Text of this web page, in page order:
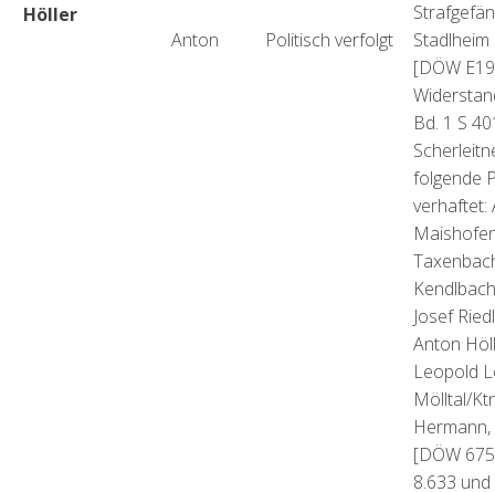
Höller
Anton
Politisch verfolgt
[DÖW
Bd. 1 S
folgende
verhaftet:
Josef
Anton
Leopold
Mölltal/
[DÖW
8.633